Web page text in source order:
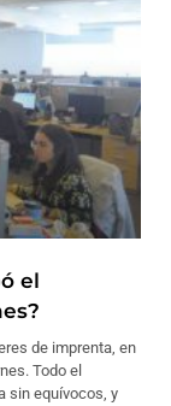
el
de imprenta, en
Todo el
sin equívocos, y